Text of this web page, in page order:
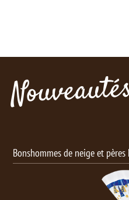
Bonshommes de neige et pères